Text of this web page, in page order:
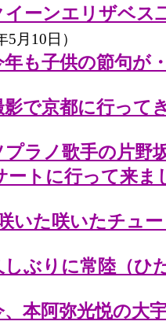
ーンエリザベス
月10日）
も子供の節句が
で京都に行って
ラノ歌手の片野
ートに行って来ま
いた咲いたチュ
ぶりに常陸（ひ
本阿弥光悦の大